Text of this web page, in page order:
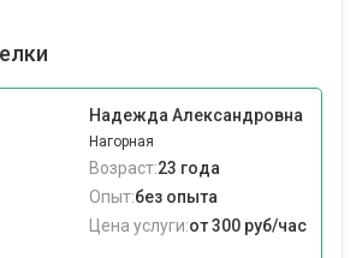
Надежда Александровна
Нагорная
Возраст:23 года
Опыт:без опыта
Цена услуги:от 300 руб/час